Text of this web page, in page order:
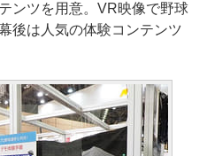
ンツを用意。VR映像で野球
後は人気の体験コンテンツ